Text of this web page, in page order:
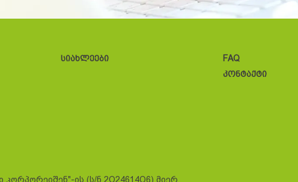
სიახლეები
FAQ
კონტაქტი
ის (ს/ნ 2O24614O6) მიერ